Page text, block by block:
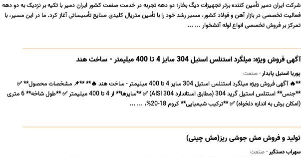
شرکت ایران دمیر تأمین کننده برتر تجهیزات دیگ بخار؛ دو دهه تجربه در خدمت صنعت کشور ایران دمیر با تکیه بر نزدیک به دو دهه
فعالیت تخصصی در بازار آهن و فولاد کشور، مسیر رشد خود را با تأمین متریال کلیدی صنایع تأسیساتی آغاز کرد. ما در این مسیر، با
تمرکز بر فروش تخصصی انواع لوله آتشخوار ... ...
آگهی فروش ویژه: میلگرد استنلس استیل 304 سایز 4 تا 400 میلیمتر - ساخت هند
پوریا استیل پایدار- صنعت
**🔥 آگهی فروش ویژه میلگرد استنلس استیل 304 سایز 4 تا 400 میلیمتر - ساخت هند 🔥** **📌 مشخصات محصول** ✅
**جنس** استنلس استیل گرید 304 (مطابق استاندارد AISI 304) ✅ **سایزها** از 4 تا 400 میلیمتر ✅ **طول شاخه** 6 متری
(امکان برش به اندازه دلخواه) ✅ **ترکیب شیمیایی** کروم 18-20%، ... ...
تولید و فروش مش جوشی ریز(مش چینی)
سهراب دستگیر- صنعت